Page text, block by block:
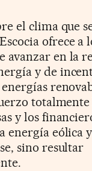
el clima que
ofrece a
avanzar en la
y de
y los
energía eólica
sino resultar